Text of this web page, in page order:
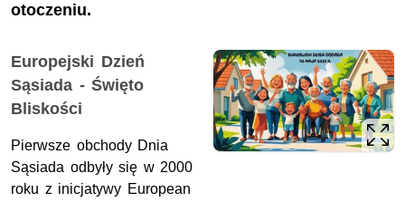
otoczeniu.
Europejski Dzień
Sąsiada - Święto
Bliskości
Pierwsze obchody Dnia
Sąsiada odbyły się w 2000
roku z inicjatywy European